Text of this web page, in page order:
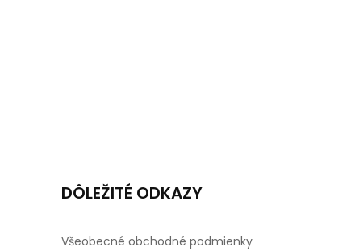
DÔLEŽITÉ ODKAZY
Všeobecné obchodné podmienky